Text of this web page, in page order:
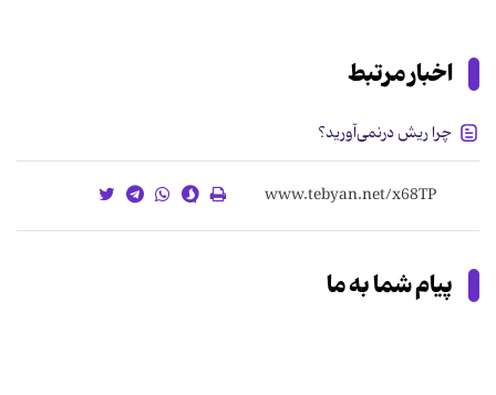
اخبار مرتبط
چرا ریش درنمی‌آورید؟
پیام شما به ما